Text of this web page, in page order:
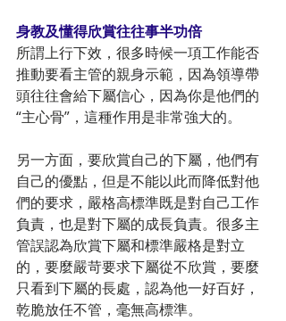
身教及懂得欣賞往往事半功倍
所謂上行下效，很多時候一項工作能否
推動要看主管的親身示範，因為領導帶
頭往往會給下屬信心，因為你是他們的
“主心骨”，這種作用是非常強大的。
另一方面，要欣賞自己的下屬，他們有
自己的優點，但是不能以此而降低對他
們的要求，嚴格高標準既是對自己工作
負責，也是對下屬的成長負責。很多主
管誤認為欣賞下屬和標準嚴格是對立
的，要麼嚴苛要求下屬從不欣賞，要麼
只看到下屬的長處，認為他一好百好，
乾脆放任不管，毫無高標準。